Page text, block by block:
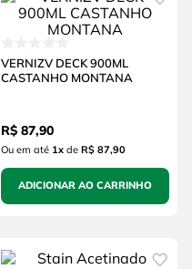
VERNIZV DECK 900ML
CASTANHO MONTANA
R$ 87,90
Ou em até 1xde R$ 87,90
ADICIONAR AO CARRINHO